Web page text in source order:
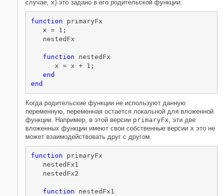
случае, x) это задано в его родительской функции:
function primaryFx
   x = 1;
   nestedFx
function nestedFx
      x = x + 1;
end
end
Когда родительские функции не используют данную
переменную, переменная остается локальной для вложенной
функции. Например, в этой версии primaryFx, эти две
вложенных функции имеют свои собственные версии x это не
может взаимодействовать друг с другом.
function primaryFx
   nestedFx1
   nestedFx2
function nestedFx1